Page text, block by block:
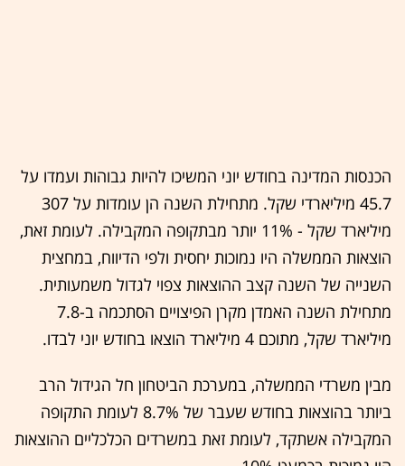
הכנסות המדינה בחודש יוני המשיכו להיות גבוהות ועמדו על
45.7 מיליארדי שקל. מתחילת השנה הן עומדות על 307
מיליארד שקל - 11% יותר מבתקופה המקבילה. לעומת זאת,
הוצאות הממשלה היו נמוכות יחסית ולפי הדיווח, במחצית
השנייה של השנה קצב ההוצאות צפוי לגדול משמעותית.
מתחילת השנה האמדן מקרן הפיצויים הסתכמה ב-7.8
מיליארד שקל, מתוכם 4 מיליארד הוצאו בחודש יוני לבדו.
מבין משרדי הממשלה, במערכת הביטחון חל הגידול הרב
ביותר בהוצאות בחודש שעבר של 8.7% לעומת התקופה
המקבילה אשתקד, לעומת זאת במשרדים הכלכליים ההוצאות